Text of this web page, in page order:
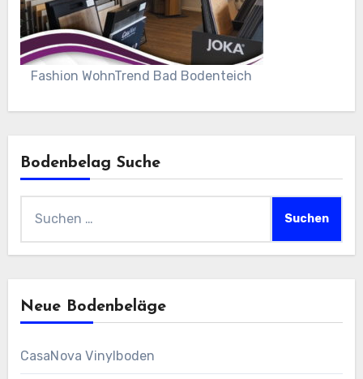
Fashion WohnTrend Bad Bodenteich
Bodenbelag Suche
nach:
Neue Bodenbeläge
CasaNova Vinylboden